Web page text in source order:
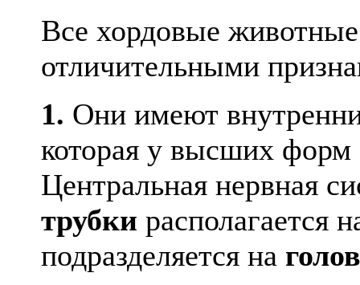
Все хордовые
отличительными
1. Они имеют
которая у высших форм
Центральная нервная
трубки располагается
подразделяется на